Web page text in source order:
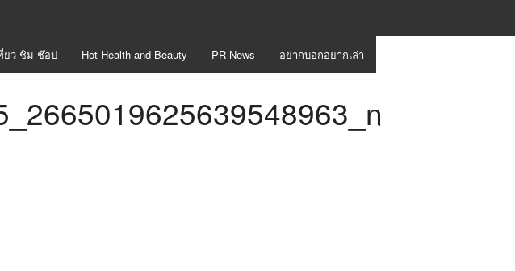
ยว ชิม ช๊อป Hot Health and Beauty PR News อยากบอกอยากเล่า